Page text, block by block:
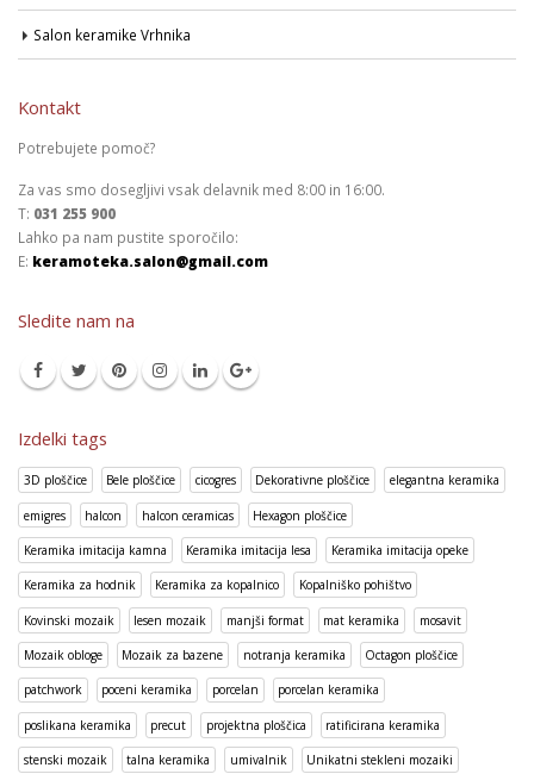
Salon keramike Vrhnika
Kontakt
Potrebujete pomoč?
Za vas smo dosegljivi vsak delavnik med 8:00 in 16:00.
T: 031 255 900
Lahko pa nam pustite sporočilo:
E: keramoteka.salon@gmail.com
Sledite nam na
Izdelki tags
3D ploščice Bele ploščice cicogres Dekorativne ploščice elegantna keramika
emigres halcon halcon ceramicas Hexagon ploščice
Keramika imitacija kamna Keramika imitacija lesa Keramika imitacija opeke
Keramika za hodnik Keramika za kopalnico Kopalniško pohištvo
Kovinski mozaik lesen mozaik manjši format mat keramika mosavit
Mozaik obloge Mozaik za bazene notranja keramika Octagon ploščice
patchwork poceni keramika porcelan porcelan keramika
poslikana keramika precut projektna ploščica ratificirana keramika
stenski mozaik talna keramika umivalnik Unikatni stekleni mozaiki